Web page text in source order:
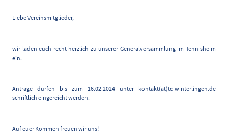
Liebe Vereinsmitglieder,
wir laden euch recht herzlich zu unserer Generalversammlung im Tennisheim
ein.
Anträge dürfen bis zum 16.02.2024 unter kontakt(at)tc-winterlingen.de
schriftlich eingereicht werden.
Auf euer Kommen freuen wir uns!